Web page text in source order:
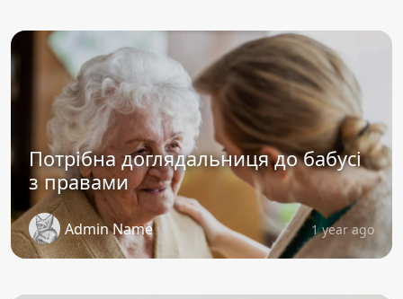
Потрібна доглядальниця до бабусі
з правами
Admin Name 1 year ago